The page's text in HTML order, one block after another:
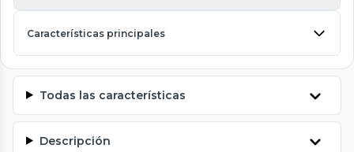
Características principales
Todas las características
Descripción